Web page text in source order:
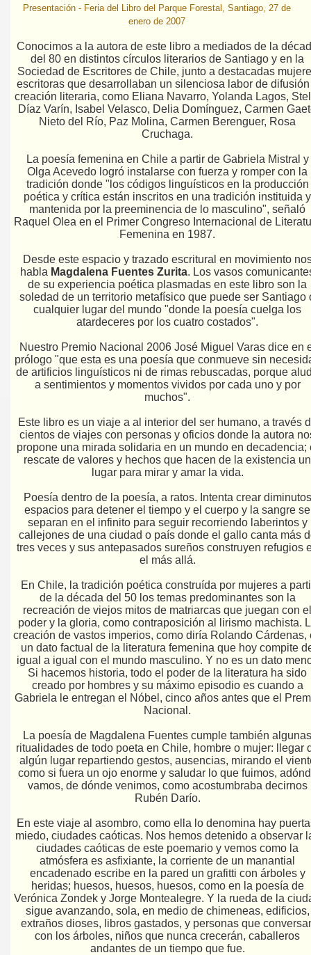
Presentación - Feria del Libro del Parque Forestal, Santiago, 27 de
enero de 2007
Conocimos a la autora de este libro a mediados de la
del 80 en distintos círculos literarios de Santiago y en la
Sociedad de Escritores de Chile, junto a destacadas
escritoras que desarrollaban un silenciosa labor de
creación literaria, como Eliana Navarro, Yolanda Lagos,
Díaz Varín, Isabel Velasco, Delia Domínguez, Carmen
Nieto del Río, Paz Molina, Carmen Berenguer, Rosa
Cruchaga.
La poesía femenina en Chile a partir de Gabriela Mistral y
Olga Acevedo logró instalarse con fuerza y romper con la
tradición donde "los códigos linguísticos en la producción
poética y crítica están inscritos en una tradición instituida y
mantenida por la preeminencia de lo masculino", señaló
Raquel Olea en el Primer Congreso Internacional de
Femenina en 1987.
Desde este espacio y trazado escritural en movimiento
habla Magdalena Fuentes Zurita. Los vasos
de su experiencia poética plasmadas en este libro son la
soledad de un territorio metafísico que puede ser Santiago
cualquier lugar del mundo "donde la poesía cuelga los
atardeceres por los cuatro costados".
Nuestro Premio Nacional 2006 José Miguel Varas dice en
prólogo "que esta es una poesía que conmueve sin
de artificios linguísticos ni de rimas rebuscadas, porque
a sentimientos y momentos vividos por cada uno y por
muchos".
Este libro es un viaje a al interior del ser humano, a través
cientos de viajes con personas y oficios donde la autora
propone una mirada solidaria en un mundo en decadencia;
rescate de valores y hechos que hacen de la existencia un
lugar para mirar y amar la vida.
Poesía dentro de la poesía, a ratos. Intenta crear diminutos
espacios para detener el tiempo y el cuerpo y la sangre se
separan en el infinito para seguir recorriendo laberintos y
callejones de una ciudad o país donde el gallo canta más
tres veces y sus antepasados sureños construyen refugios
el más allá.
En Chile, la tradición poética construída por mujeres a
de la década del 50 los temas predominantes son la
recreación de viejos mitos de matriarcas que juegan con el
poder y la gloria, como contraposición al lirismo machista.
creación de vastos imperios, como diría Rolando Cárdenas,
un dato factual de la literatura femenina que hoy compite
igual a igual con el mundo masculino. Y no es un dato
Si hacemos historia, todo el poder de la literatura ha sido
creado por hombres y su máximo episodio es cuando a
Gabriela le entregan el Nóbel, cinco años antes que el
Nacional.
La poesía de Magdalena Fuentes cumple también algunas
ritualidades de todo poeta en Chile, hombre o mujer: llegar
algún lugar repartiendo gestos, ausencias, mirando el
como si fuera un ojo enorme y saludar lo que fuimos,
vamos, de dónde venimos, como acostumbraba decirnos
Rubén Darío.
En este viaje al asombro, como ella lo denomina hay
miedo, ciudades caóticas. Nos hemos detenido a observar
ciudades caóticas de este poemario y vemos como la
atmósfera es asfixiante, la corriente de un manantial
encadenado escribe en la pared un grafitti con árboles y
heridas; huesos, huesos, huesos, como en la poesía de
Verónica Zondek y Jorge Montealegre. Y la rueda de la
sigue avanzando, sola, en medio de chimeneas, edificios,
extraños dioses, libros gastados, y personas que
con los árboles, niños que nunca crecerán, caballeros
andantes de un tiempo que fue.